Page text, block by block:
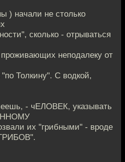
) начали не столько
сколько - отрываться
неподалеку от
Толкину". С водкой,
- чЕЛОВЕК, указывать
их "грибными" - вроде